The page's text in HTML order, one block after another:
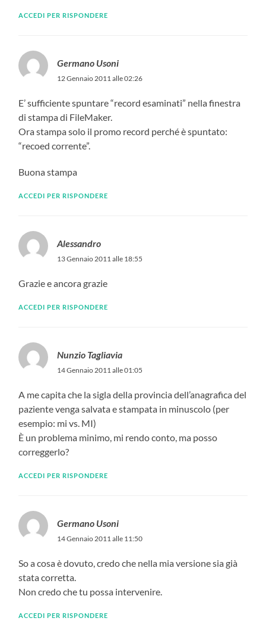
ACCEDI PER RISPONDERE
Germano Usoni
12 Gennaio 2011 alle 02:26
E’ sufficiente spuntare “record esaminati” nella finestra
di stampa di FileMaker.
Ora stampa solo il promo record perché è spuntato:
“recoed corrente”.
Buona stampa
ACCEDI PER RISPONDERE
Alessandro
13 Gennaio 2011 alle 18:55
Grazie e ancora grazie
ACCEDI PER RISPONDERE
Nunzio Tagliavia
14 Gennaio 2011 alle 01:05
A me capita che la sigla della provincia dell’anagrafica del
paziente venga salvata e stampata in minuscolo (per
esempio: mi vs. MI)
È un problema minimo, mi rendo conto, ma posso
correggerlo?
ACCEDI PER RISPONDERE
Germano Usoni
14 Gennaio 2011 alle 11:50
So a cosa è dovuto, credo che nella mia versione sia già
stata corretta.
Non credo che tu possa intervenire.
ACCEDI PER RISPONDERE